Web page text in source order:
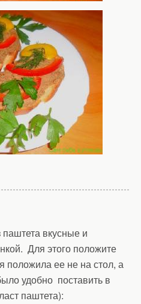
вкусные и
Для этого положите
положила ее не на стол, а
удобно поставить в
паштета):